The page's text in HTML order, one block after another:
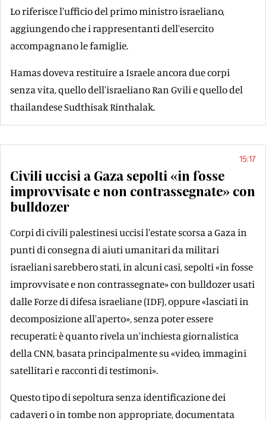
Lo riferisce l'ufficio del primo ministro israeliano,
aggiungendo che i rappresentanti dell'esercito
accompagnano le famiglie.
Hamas doveva restituire a Israele ancora due corpi
senza vita, quello dell'israeliano Ran Gvili e quello del
thailandese Sudthisak Rinthalak.
15:17
Civili uccisi a Gaza sepolti «in fosse
improvvisate e non contrassegnate» con
bulldozer
Corpi di civili palestinesi uccisi l'estate scorsa a Gaza in
punti di consegna di aiuti umanitari da militari
israeliani sarebbero stati, in alcuni casi, sepolti «in fosse
improvvisate e non contrassegnate» con bulldozer usati
dalle Forze di difesa israeliane (IDF), oppure «lasciati in
decomposizione all'aperto», senza poter essere
recuperati: è quanto rivela un'inchiesta giornalistica
della CNN, basata principalmente su «video, immagini
satellitari e racconti di testimoni».
Questo tipo di sepoltura senza identificazione dei
cadaveri o in tombe non appropriate, documentata